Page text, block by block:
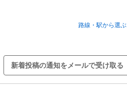
路線・駅から選ぶ
新着投稿の通知をメールで受け取る